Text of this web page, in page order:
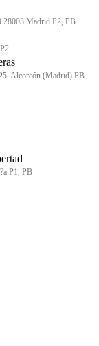
28003 Madrid P2, PB
Alcorcón (Madrid) PB
P1, PB